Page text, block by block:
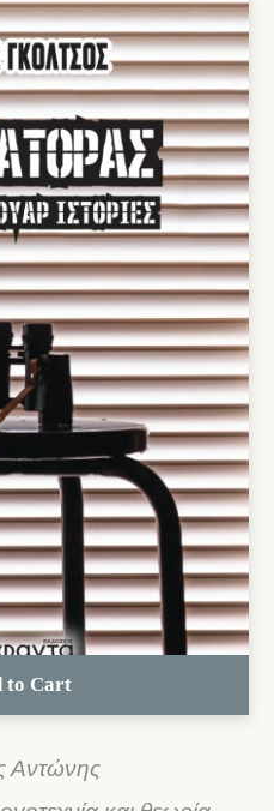
10,80 €.
to Cart
Αντώνης